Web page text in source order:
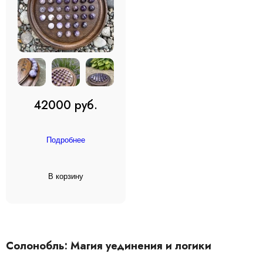
42000 руб.
Подробнее
В корзину
Солонобль: Магия уединения и логики